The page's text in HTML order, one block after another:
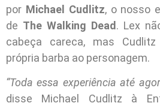
por Michael Cudlitz, o nosso
de The Walking Dead. Lex
cabeça careca, mas
própria barba ao personagem.
“Toda essa experiência até
disse Michael Cudlitz à